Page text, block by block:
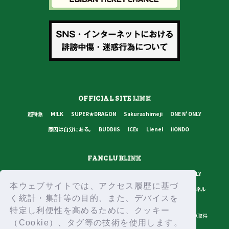
本ウェブサイトでは、アクセス履歴に基づ
く統計・集計等の目的、また、デバイスを
特定し利便性を高めるために、クッキー
（Cookie）、タグ等の技術を使用します。
OFFICIAL SITELINK
超特急 M!LK SUPER★DRAGON Sakurashimeji
ONE N' ONLY
原因は自分にある。
BUDDiiS ICEx Lienel iiONDO
FANCLUBLINK
ONE N' ONLY
原因は自分にある。
BUDDiiS ICEx Lienel スターダストチャンネル
プライバシーポリシー ご利用規約 推奨環境 ヘルプ・お問い合わせ
ID取得